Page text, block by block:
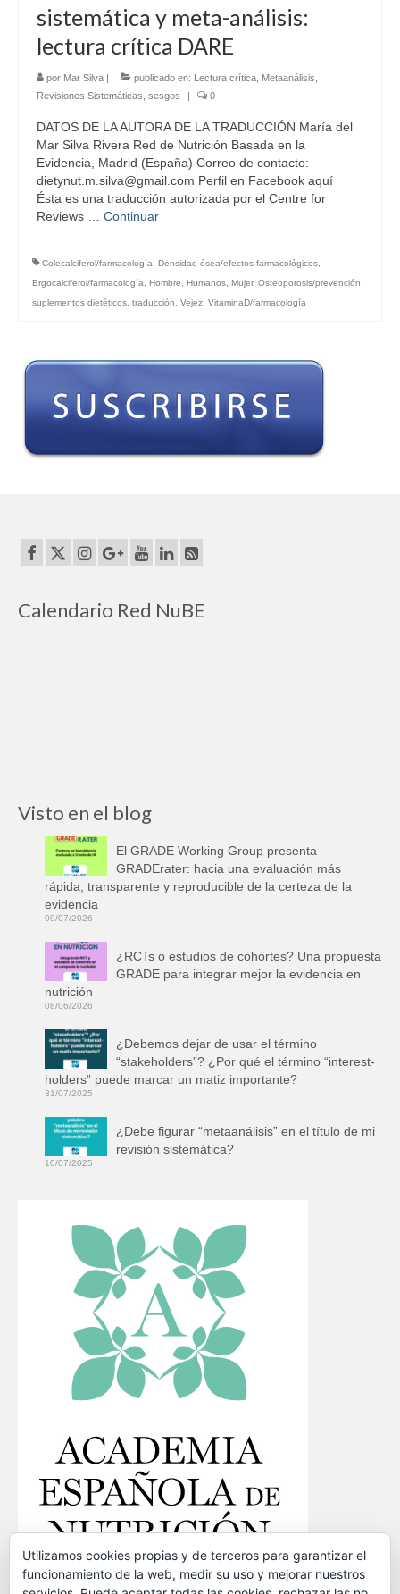
sistemática y meta-análisis:
lectura crítica DARE
por Mar Silva | publicado en: Lectura crítica Metaanálisis
Revisiones Sistemáticas sesgos | 0
DATOS DE LA AUTORA DE LA TRADUCCIÓN María del
Mar Silva Rivera Red de Nutrición Basada en la
Evidencia, Madrid (España) Correo de contacto:
dietynut.m.silva@gmail.com Perfil en Facebook aquí
Ésta es una traducción autorizada por el Centre for
Reviews … Continuar
Colecalciferol/farmacología Densidad ósea/efectos farmacológicos
Ergocalciferol/farmacología
Hombre Humanos Mujer, Osteoporosis/prevención
suplementos dietéticos traducción Vejez VitaminaD/farmacología
Calendario Red NuBE
Visto en el blog
El GRADE Working Group presenta
GRADErater: hacia una evaluación más
rápida, transparente y reproducible de la certeza de la
evidencia
09/07/2026
¿RCTs o estudios de cohortes? Una propuesta
GRADE para integrar mejor la evidencia en
nutrición
08/06/2026
¿Debemos dejar de usar el término
“stakeholders”? ¿Por qué el término “interest-
holders” puede marcar un matiz importante?
31/07/2025
¿Debe figurar “metaanálisis” en el título de mi
revisión sistemática?
10/07/2025
Utilizamos cookies propias y de terceros para garantizar el
funcionamiento de la web, medir su uso y mejorar nuestros